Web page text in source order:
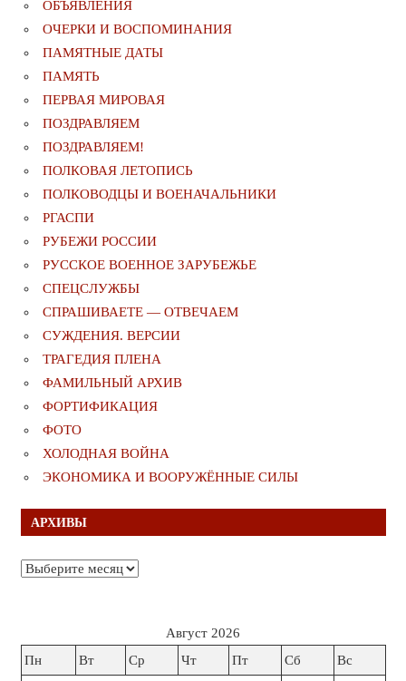
ОБЪЯВЛЕНИЯ
ОЧЕРКИ И ВОСПОМИНАНИЯ
ПАМЯТНЫЕ ДАТЫ
ПАМЯТЬ
ПЕРВАЯ МИРОВАЯ
ПОЗДРАВЛЯЕМ
ПОЗДРАВЛЯЕМ!
ПОЛКОВАЯ ЛЕТОПИСЬ
ПОЛКОВОДЦЫ И ВОЕНАЧАЛЬНИКИ
РГАСПИ
РУБЕЖИ РОССИИ
РУССКОЕ ВОЕННОЕ ЗАРУБЕЖЬЕ
СПЕЦСЛУЖБЫ
СПРАШИВАЕТЕ — ОТВЕЧАЕМ
СУЖДЕНИЯ. ВЕРСИИ
ТРАГЕДИЯ ПЛЕНА
ФАМИЛЬНЫЙ АРХИВ
ФОРТИФИКАЦИЯ
ФОТО
ХОЛОДНАЯ ВОЙНА
ЭКОНОМИКА И ВООРУЖЁННЫЕ СИЛЫ
АРХИВЫ
Архивы
Август 2026
Пн
Вт Ср Чт Пт Сб Вс